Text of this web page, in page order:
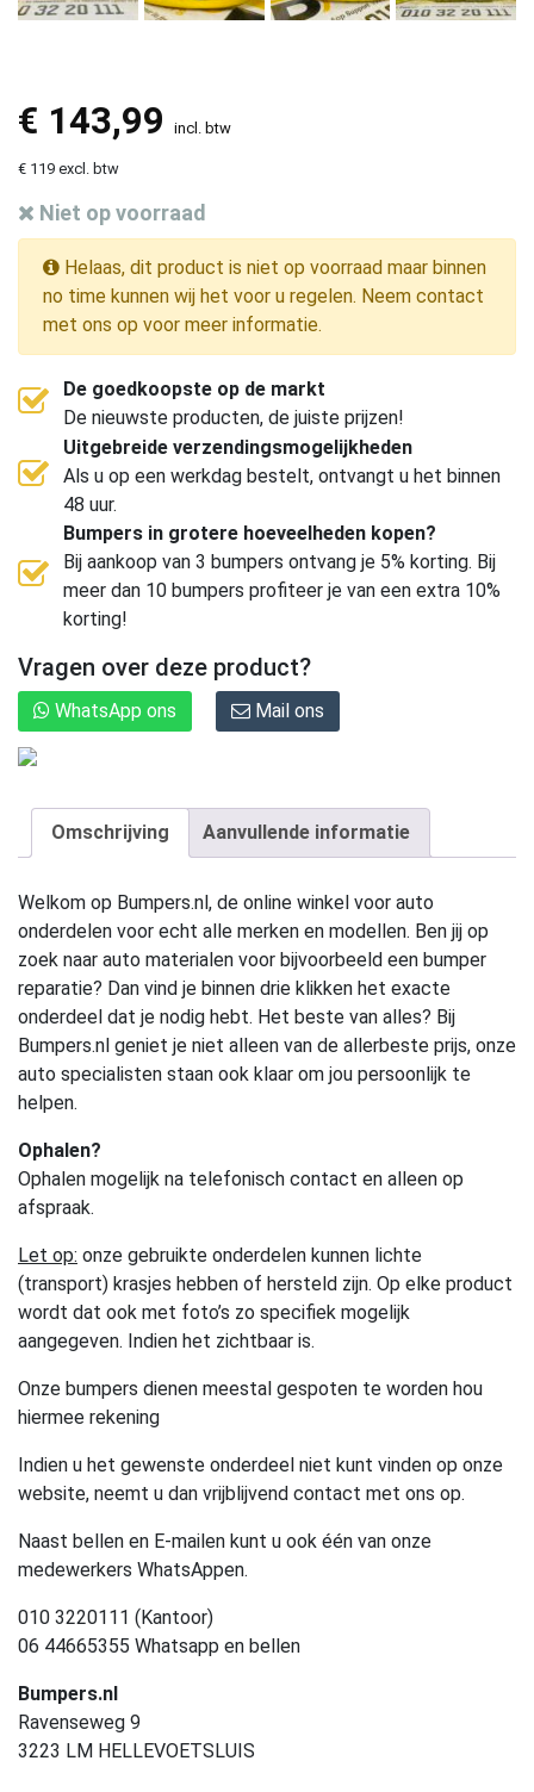
€ 143,99 incl. btw
€ 119 excl. btw
Niet op voorraad
Helaas, dit product is niet op voorraad maar binnen
no time kunnen wij het voor u regelen. Neem contact
met ons op voor meer informatie.
De goedkoopste op de markt
De nieuwste producten, de juiste prijzen!
Uitgebreide verzendingsmogelijkheden
Als u op een werkdag bestelt, ontvangt u het binnen
48 uur.
Bumpers in grotere hoeveelheden kopen?
Bij aankoop van 3 bumpers ontvang je 5% korting. Bij
meer dan 10 bumpers profiteer je van een extra 10%
korting!
Vragen over deze product?
WhatsApp ons Mail ons
Omschrijving Aanvullende informatie
Welkom op Bumpers.nl, de online winkel voor auto
onderdelen voor echt alle merken en modellen. Ben jij op
zoek naar auto materialen voor bijvoorbeeld een bumper
reparatie? Dan vind je binnen drie klikken het exacte
onderdeel dat je nodig hebt. Het beste van alles? Bij
Bumpers.nl geniet je niet alleen van de allerbeste prijs, onze
auto specialisten staan ook klaar om jou persoonlijk te
helpen.
Ophalen?
Ophalen mogelijk na telefonisch contact en alleen op
afspraak.
Let op: onze gebruikte onderdelen kunnen lichte
(transport) krasjes hebben of hersteld zijn. Op elke product
wordt dat ook met foto’s zo specifiek mogelijk
aangegeven. Indien het zichtbaar is.
Onze bumpers dienen meestal gespoten te worden hou
hiermee rekening
Indien u het gewenste onderdeel niet kunt vinden op onze
website, neemt u dan vrijblijvend contact met ons op.
Naast bellen en E-mailen kunt u ook één van onze
medewerkers WhatsAppen.
010 3220111 (Kantoor)
06 44665355 Whatsapp en bellen
Bumpers.nl
Ravenseweg 9
3223 LM HELLEVOETSLUIS